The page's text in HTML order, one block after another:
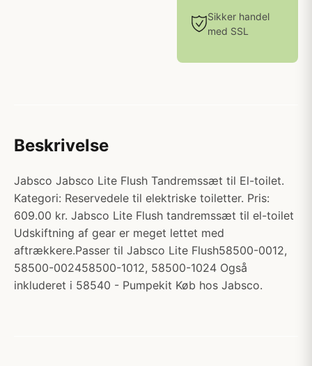
Sikker handel
med SSL
Beskrivelse
Jabsco Jabsco Lite Flush Tandremssæt til El-toilet.
Kategori: Reservedele til elektriske toiletter. Pris:
609.00 kr. Jabsco Lite Flush tandremssæt til el-toilet
Udskiftning af gear er meget lettet med
aftrækkere.Passer til Jabsco Lite Flush58500-0012,
58500-002458500-1012, 58500-1024 Også
inkluderet i 58540 - Pumpekit Køb hos Jabsco.